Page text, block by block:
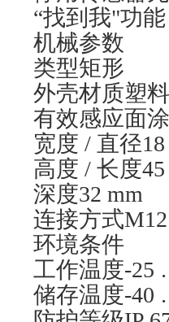
“找到我"功能
机械参数
类型矩形
外壳材质塑
有效感应面
宽度 / 直径
高度 / 长度45
深度32 mm
连接方式
环境条件
工作温度-25
储存温度-40